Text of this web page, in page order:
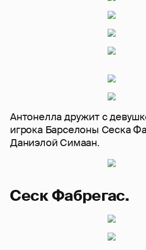
Антонелла дружит с
игрока Барселоны Сеска
Даниэлой Симаан.
Сеск Фабрегас.